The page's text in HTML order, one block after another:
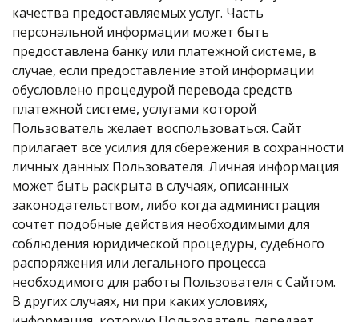
качества предоставляемых услуг. Часть
персональной информации может быть
предоставлена банку или платежной системе, в
случае, если предоставление этой информации
обусловлено процедурой перевода средств
платежной системе, услугами которой
Пользователь желает воспользоваться. Сайт
прилагает все усилия для сбережения в сохранности
личных данных Пользователя. Личная информация
может быть раскрыта в случаях, описанных
законодательством, либо когда администрация
сочтет подобные действия необходимыми для
соблюдения юридической процедуры, судебного
распоряжения или легального процесса
необходимого для работы Пользователя с Сайтом.
В других случаях, ни при каких условиях,